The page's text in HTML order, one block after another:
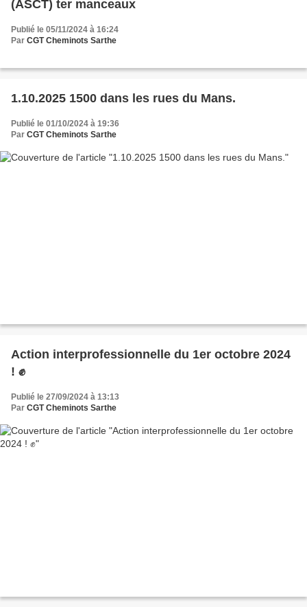
(ASCT) ter manceaux
Publié le 05/11/2024 à 16:24
Par CGT Cheminots Sarthe
1.10.2025 1500 dans les rues du Mans.
Publié le 01/10/2024 à 19:36
Par CGT Cheminots Sarthe
Action interprofessionnelle du 1er octobre 2024
! ✊
Publié le 27/09/2024 à 13:13
Par CGT Cheminots Sarthe